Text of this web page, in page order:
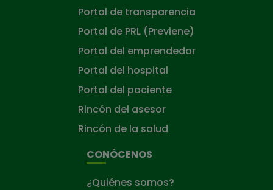
Portal de transparencia
Portal de PRL (Previene)
Portal del emprendedor
Portal del hospital
Portal del paciente
Rincón del asesor
Rincón de la salud
CONÓCENOS
¿Quiénes somos?